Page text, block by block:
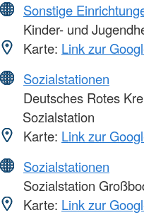
Sonstige
Kinder- und
Karte: Link zur
Sozialstationen
Deutsches Rotes
Sozialstation
Karte: Link zur
Sozialstationen
Sozialstation
Karte: Link zur